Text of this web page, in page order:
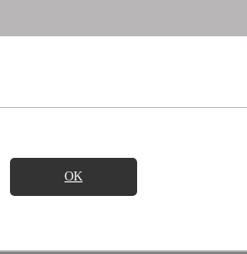
OK